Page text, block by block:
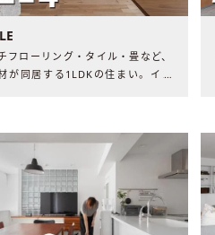
フローリング・タイル・畳など、
が同居する1LDKの住まい。イン
ていました。​​